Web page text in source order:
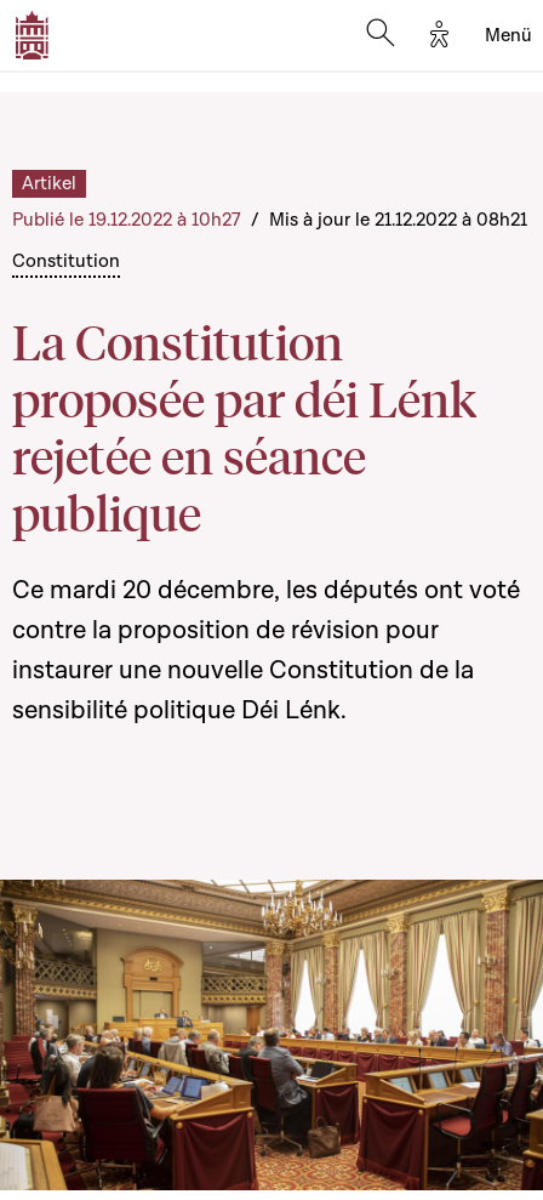
Options
Menü
Constitution
La Constitution
proposée par déi Lénk
rejetée en séance
publique
Artikel
Publié le 19.12.2022 à 10h27 / Mis à jour le 21.12.2022 à 08h21
Ce mardi 20 décembre, les députés ont voté
contre la proposition de révision pour
instaurer une nouvelle Constitution de la
sensibilité politique Déi Lénk.